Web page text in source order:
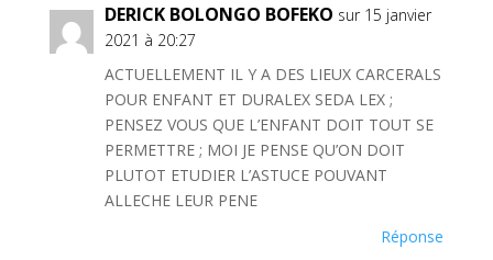
DERICK BOLONGO BOFEKO sur 15 janvier
2021 à 20:27
ACTUELLEMENT IL Y A DES LIEUX CARCERALS
POUR ENFANT ET DURALEX SEDA LEX ;
PENSEZ VOUS QUE L’ENFANT DOIT TOUT SE
PERMETTRE ; MOI JE PENSE QU’ON DOIT
PLUTOT ETUDIER L’ASTUCE POUVANT
ALLECHE LEUR PENE
Réponse